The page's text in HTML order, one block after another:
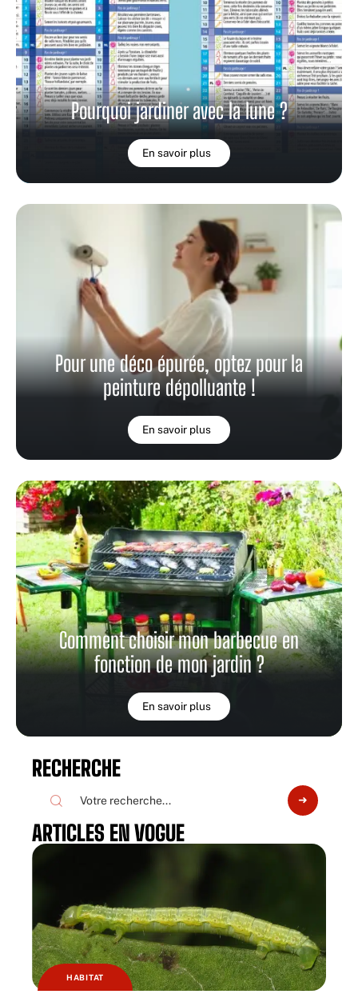
Pourquoi jardiner avec la lune ?
En savoir plus
Pour une déco épurée, optez pour la
peinture dépolluante !
En savoir plus
Comment choisir mon barbecue en
fonction de mon jardin ?
En savoir plus
RECHERCHE
ARTICLES EN VOGUE
HABITAT